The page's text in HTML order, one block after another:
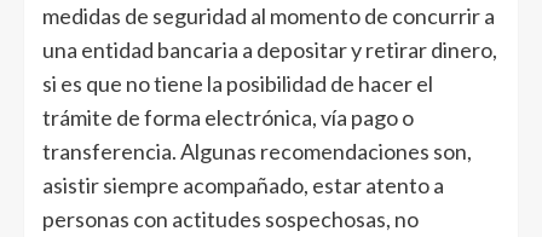
medidas de seguridad al momento de concurrir a
una entidad bancaria a depositar y retirar dinero,
si es que no tiene la posibilidad de hacer el
trámite de forma electrónica, vía pago o
transferencia. Algunas recomendaciones son,
asistir siempre acompañado, estar atento a
personas con actitudes sospechosas, no